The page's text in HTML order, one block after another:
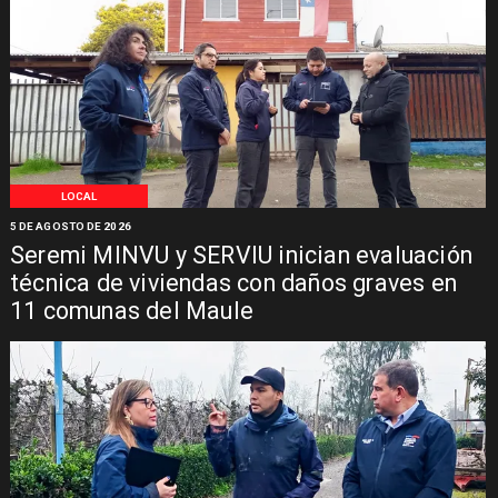
LOCAL
Seremi MINVU y SERVIU inician evaluación
técnica de viviendas con daños graves en
11 comunas del Maule
5 DE AGOSTO DE 2026